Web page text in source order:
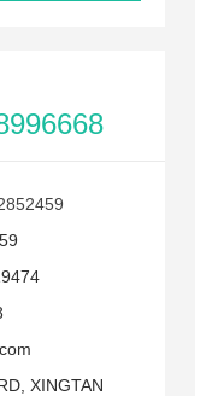
XINGTAN